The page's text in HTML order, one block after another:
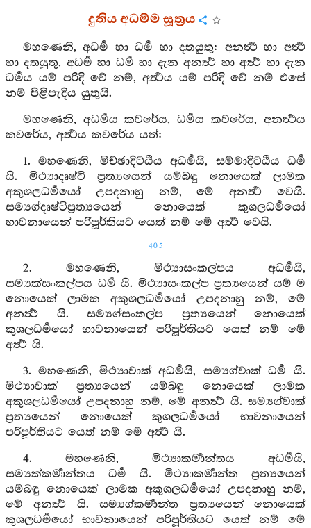
දුතිය අධම්ම සූත්‍රය
මහණෙනි, අධර්‍ම හා ධර්‍ම හා දතයුතු: අනර්‍ත්‍ථ හා අර්‍ත්‍ථ
හා දතයුතු, අධර්‍ම හා ධර්‍ම හා දැන අනර්‍ත්‍ථ හා අර්‍ත්‍ථ හා දැන
ධර්‍මය යම් පරිදි වේ නම්, අර්‍ත්‍ථය යම් පරිදි වේ නම් එසේ
නම් පිළිපැදිය යුතුයි.
මහණෙනි, අධර්‍මය කවරේය, ධර්‍මය කවරේය, අනර්‍ත්‍ථය
කවරේය, අර්‍ත්‍ථය කවරේය යත්:
1. මහණෙනි, මිච්ඡාදිට්ඨිය අධර්‍මයි, සම්මාදිට්ඨිය ධර්‍ම
යි. මිථ්‍යාදෘෂ්ටි ප්‍රත්‍යයෙන් යම්බඳු නොයෙක් ලාමක
අකුශලධර්‍මයෝ උපදනාහු නම්, මේ අනර්‍ත්‍ථ වෙයි.
සම්‍යග්දෘෂ්ටිප්‍රත්‍යයෙන් නොයෙක් කුශලධර්‍මයෝ
භාවනායෙන් පරිපූර්තියට යෙත් නම් මේ අර්‍ත්‍ථ වෙයි.
405
2. මහණෙනි, මිථ්‍යාසංකල්පය අධර්‍මයි,
සම්‍යක්සංකල්පය ධර්‍ම යි. මිථ්‍යාසංකල්ප ප්‍රත්‍යයෙන් යම් ම
නොයෙක් ලාමක අකුශලධර්‍මයෝ උපදනාහු නම්, මේ
අනර්‍ත්‍ථ යි. සම්‍යග්සංකල්ප ප්‍රත්‍යයෙන් නොයෙක්
කුශලධර්‍මයෝ භාවනායෙන් පරිපූර්තියට යෙත් නම් මේ
අර්‍ත්‍ථ යි.
3. මහණෙනි, මිථ්‍යාවාක් අධර්‍මයි, සම්‍යග්වාක් ධර්‍ම යි.
මිථ්‍යාවාක් ප්‍රත්‍යයෙන් යම්බඳු නොයෙක් ලාමක
අකුශලධර්‍මයෝ උපදනාහු නම්, මේ අනර්‍ත්‍ථ යි. සම්‍යග්වාක්
ප්‍රත්‍යයෙන් නොයෙක් කුශලධර්‍මයෝ භාවනායෙන්
පරිපූර්තියට යෙත් නම් මේ අර්‍ත්‍ථ යි.
4. මහණෙනි, මිථ්‍යාකර්‍මාන්තය අධර්‍මයි,
සම්‍යක්කර්‍මාන්තය ධර්‍ම යි. මිථ්‍යාකර්‍මාන්ත ප්‍රත්‍යයෙන්
යම්බඳු නොයෙක් ලාමක අකුශලධර්‍මයෝ උපදනාහු නම්,
මේ අනර්‍ත්‍ථ යි. සම්‍යග්කර්‍මාන්ත ප්‍රත්‍යයෙන් නොයෙක්
කුශලධර්‍මයෝ භාවනායෙන් පරිපූර්තියට යෙත් නම් මේ